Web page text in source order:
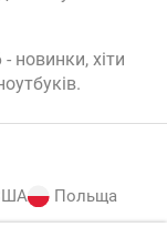
новинки, хіти
.
Польща